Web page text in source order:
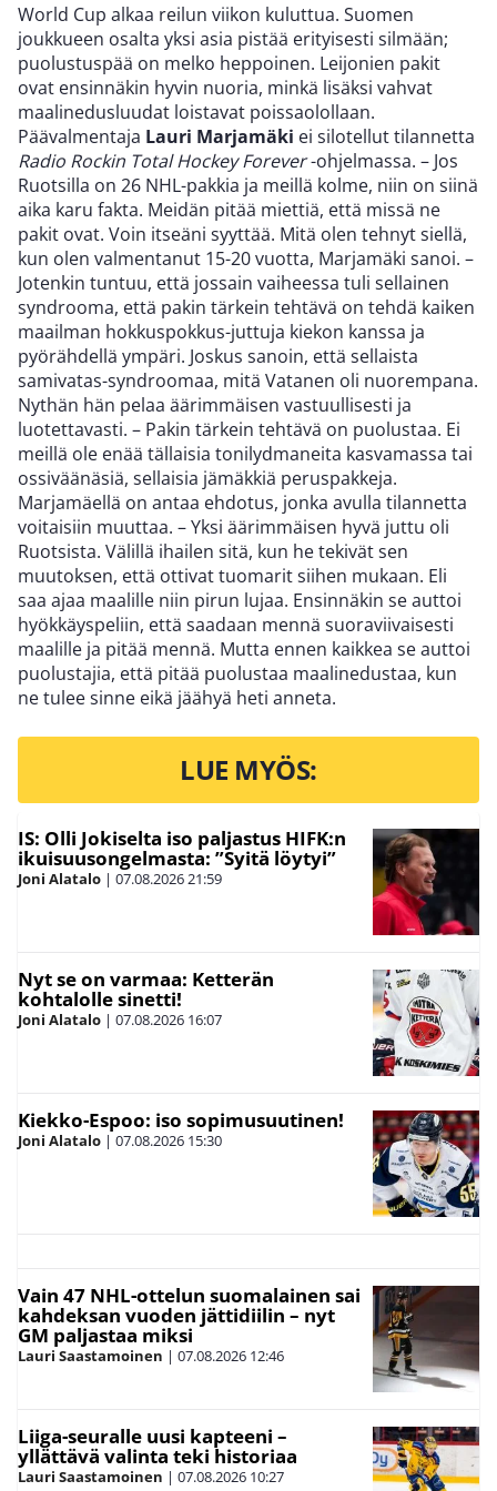
World Cup alkaa reilun viikon kuluttua. Suomen
joukkueen osalta yksi asia pistää erityisesti silmään;
puolustuspää on melko heppoinen. Leijonien pakit
ovat ensinnäkin hyvin nuoria, minkä lisäksi vahvat
maalinedusluudat loistavat poissaolollaan.
Päävalmentaja Lauri Marjamäki ei silotellut tilannetta
Radio Rockin Total Hockey Forever-ohjelmassa. – Jos
Ruotsilla on 26 NHL-pakkia ja meillä kolme, niin on siinä
aika karu fakta. Meidän pitää miettiä, että missä ne
pakit ovat. Voin itseäni syyttää. Mitä olen tehnyt siellä,
kun olen valmentanut 15-20 vuotta, Marjamäki sanoi. –
Jotenkin tuntuu, että jossain vaiheessa tuli sellainen
syndrooma, että pakin tärkein tehtävä on tehdä kaiken
maailman hokkuspokkus-juttuja kiekon kanssa ja
pyörähdellä ympäri. Joskus sanoin, että sellaista
samivatas-syndroomaa, mitä Vatanen oli nuorempana.
Nythän hän pelaa äärimmäisen vastuullisesti ja
luotettavasti. – Pakin tärkein tehtävä on puolustaa. Ei
meillä ole enää tällaisia tonilydmaneita kasvamassa tai
ossiväänäsiä, sellaisia jämäkkiä peruspakkeja.
Marjamäellä on antaa ehdotus, jonka avulla tilannetta
voitaisiin muuttaa. – Yksi äärimmäisen hyvä juttu oli
Ruotsista. Välillä ihailen sitä, kun he tekivät sen
muutoksen, että ottivat tuomarit siihen mukaan. Eli
saa ajaa maalille niin pirun lujaa. Ensinnäkin se auttoi
hyökkäyspeliin, että saadaan mennä suoraviivaisesti
maalille ja pitää mennä. Mutta ennen kaikkea se auttoi
puolustajia, että pitää puolustaa maalinedustaa, kun
ne tulee sinne eikä jäähyä heti anneta.
LUE MYÖS:
IS: Olli Jokiselta iso paljastus HIFK:n
ikuisuusongelmasta: ”Syitä löytyi”
Joni Alatalo | 07.08.202621:59
Nyt se on varmaa: Ketterän
kohtalolle sinetti!
Joni Alatalo | 07.08.2026 16:07
Kiekko-Espoo: iso sopimusuutinen!
Joni Alatalo | 07.08.2026 15:30
Vain 47 NHL-ottelun suomalainen sai
kahdeksan vuoden jättidiilin – nyt
GM paljastaa miksi
Lauri Saastamoinen | 07.08.2026 12:46
Liiga-seuralle uusi kapteeni –
yllättävä valinta teki historiaa
Lauri Saastamoinen | 07.08.2026 10:27